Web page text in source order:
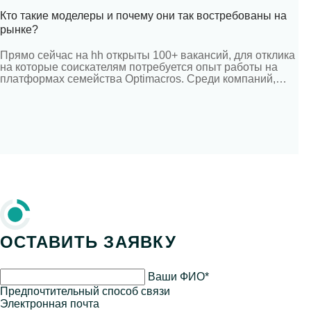
Кто такие моделеры и почему они так востребованы на
рынке?
Прямо сейчас на hh открыты 100+ вакансий, для отклика
на которые соискателям потребуется опыт работы на
платформах семейства Оptimacros. Среди компаний,
ОСТАВИТЬ ЗАЯВКУ
Ваши ФИО*
Предпочтительный способ связи
Электронная почта